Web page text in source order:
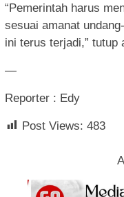
“Pemerintah harus
sesuai amanat
ini terus terjadi,” tutup
—
Reporter : Edy
Post Views: 483